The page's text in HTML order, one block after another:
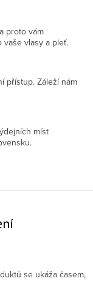
proto vám
vlasy a pleť.
přístup. Záleží nám
míst
se ukáža časem,